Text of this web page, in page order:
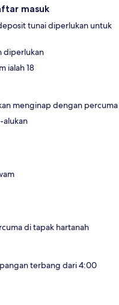
masuk
tunai diperlukan untuk
diperlukan
ialah 18
menginap dengan percuma
alukan
di tapak hartanah
terbang dari 4:00